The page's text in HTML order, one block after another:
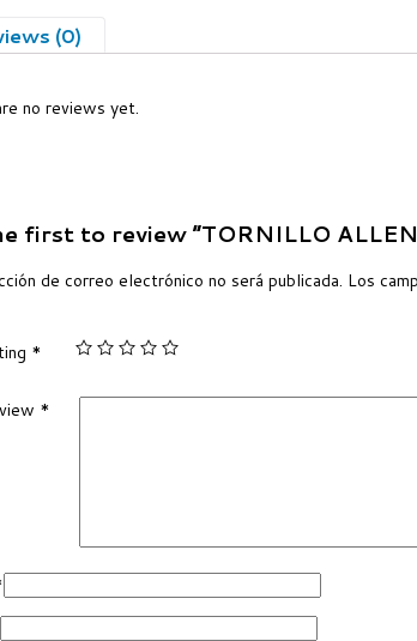
(0)
no reviews yet.
first to review “TORNILLO
de correo electrónico no será publicada. Los
*
*